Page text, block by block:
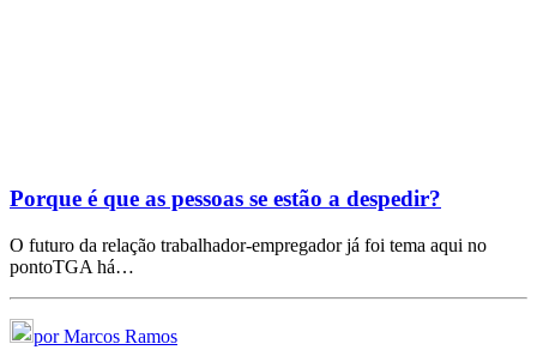
Porque é que as pessoas se estão a despedir?
O futuro da relação trabalhador-empregador já foi tema aqui no
pontoTGA há…
por Marcos Ramos